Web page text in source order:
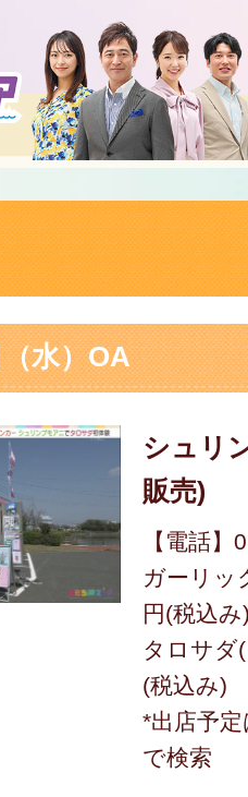
水）OA
シュリ
販売)
【電話
ガーリッ
円(税込み
タロサダ
(税込み)
*出店予
で検索